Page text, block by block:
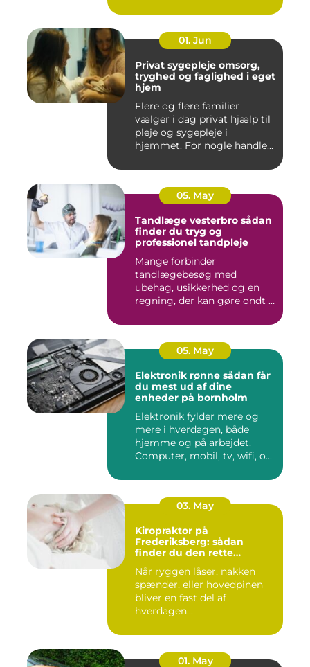
01. Jun
Privat sygepleje omsorg,
tryghed og faglighed i eget
hjem
Flere og flere familier
vælger i dag privat hjælp til
pleje og sygepleje i
hjemmet. For nogle handle...
05. May
Tandlæge vesterbro sådan
finder du tryg og
professionel tandpleje
Mange forbinder
tandlægebesøg med
ubehag, usikkerhed og en
regning, der kan gøre ondt i
05. May
Elektronik rønne sådan får
du mest ud af dine
enheder på bornholm
Elektronik fylder mere og
mere i hverdagen, både
hjemme og på arbejdet.
Computer, mobil, tv, wifi, o...
03. May
Kiropraktor på
Frederiksberg: sådan
finder du den rette
Når ryggen låser, nakken
spænder, eller hovedpinen
bliver en fast del af
hverdagen...
01. May